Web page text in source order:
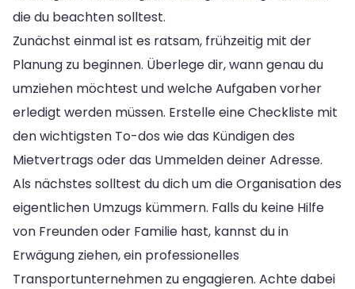
die du beachten solltest.
Zunächst einmal ist es ratsam, frühzeitig mit der
Planung zu beginnen. Überlege dir, wann genau du
umziehen möchtest und welche Aufgaben vorher
erledigt werden müssen. Erstelle eine Checkliste mit
den wichtigsten To-dos wie das Kündigen des
Mietvertrags oder das Ummelden deiner Adresse.
Als nächstes solltest du dich um die Organisation des
eigentlichen Umzugs kümmern. Falls du keine Hilfe
von Freunden oder Familie hast, kannst du in
Erwägung ziehen, ein professionelles
Transportunternehmen zu engagieren. Achte dabei